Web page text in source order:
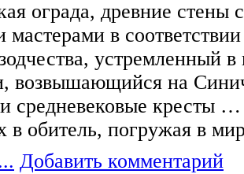
ограда, древние стены
мастерами в
устремленный
возвышающийся на
средневековые кресты
обитель, погружая в
Добавить комментарий